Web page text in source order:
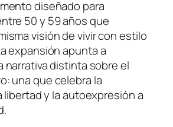
diseñado para
50 y 59 años que
visión de vivir con estilo
expansión apunta a
narrativa distinta sobre el
una que celebra la
libertad y la autoexpresión a